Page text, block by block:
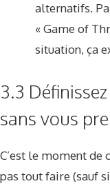
alternatifs.
« Game of
situation, ça
3.3
sans vous
C’est le moment de
pas tout faire (sauf